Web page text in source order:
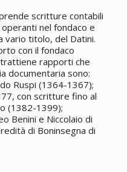
scritture contabili
nel fondaco e
vario titolo, del Datini.
con il fondaco
rapporti che
documentaria sono:
Ruspi (1364-1367);
con scritture fino al
(1382-1399);
Benini e Niccolaio di
di Boninsegna di